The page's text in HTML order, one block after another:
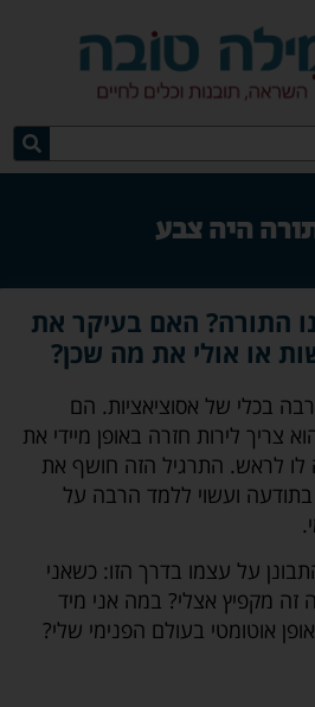
היה צבע
התורה? האם בעיקר את
או אולי את מה שכן?
בכלי של אסוציאציות. הם
צריך לירות חזרה באופן מיידי את
לראש. התרגיל הזה חושף את
בתודעה ועשוי ללמד הרבה על
על עצמו בדרך הזו: כשאני
מקפיץ אצלי? במה אני מיד
אוטומטי בעולם הפנימי שלי?